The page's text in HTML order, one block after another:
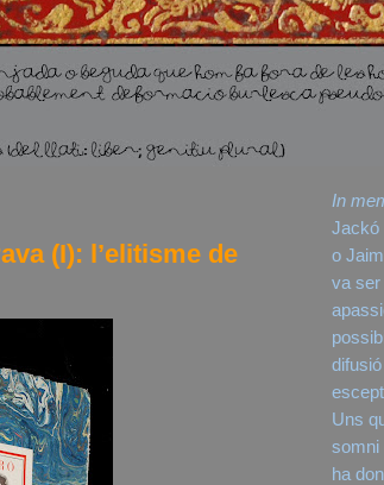
(I): l’elitisme de
In
Jackó
o
va ser
Uns
somni
ha